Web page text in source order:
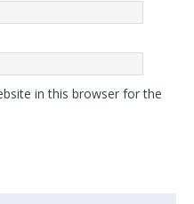
in this browser for the